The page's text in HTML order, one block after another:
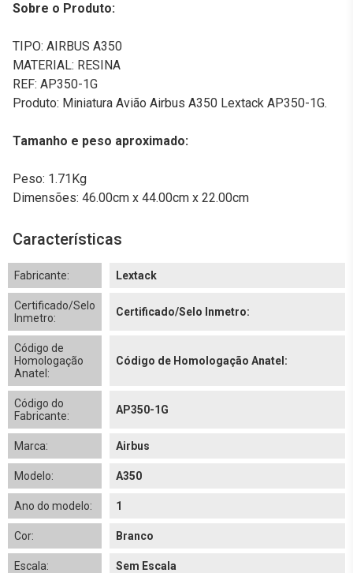
Sobre o Produto:
TIPO: AIRBUS A350
MATERIAL: RESINA
REF: AP350-1G
Produto: Miniatura Avião Airbus A350 Lextack AP350-1G.
Tamanho e peso aproximado:
Peso: 1.71Kg
Dimensões: 46.00cm x 44.00cm x 22.00cm
Características
Fabricante: Lextack
Certificado/Selo
Inmetro:
Certificado/Selo Inmetro:
Código de
Homologação
Anatel:
Código de Homologação Anatel:
Código do
Fabricante:
AP350-1G
Marca: Airbus
Modelo: A350
Ano do modelo: 1
Cor: Branco
Escala: Sem Escala